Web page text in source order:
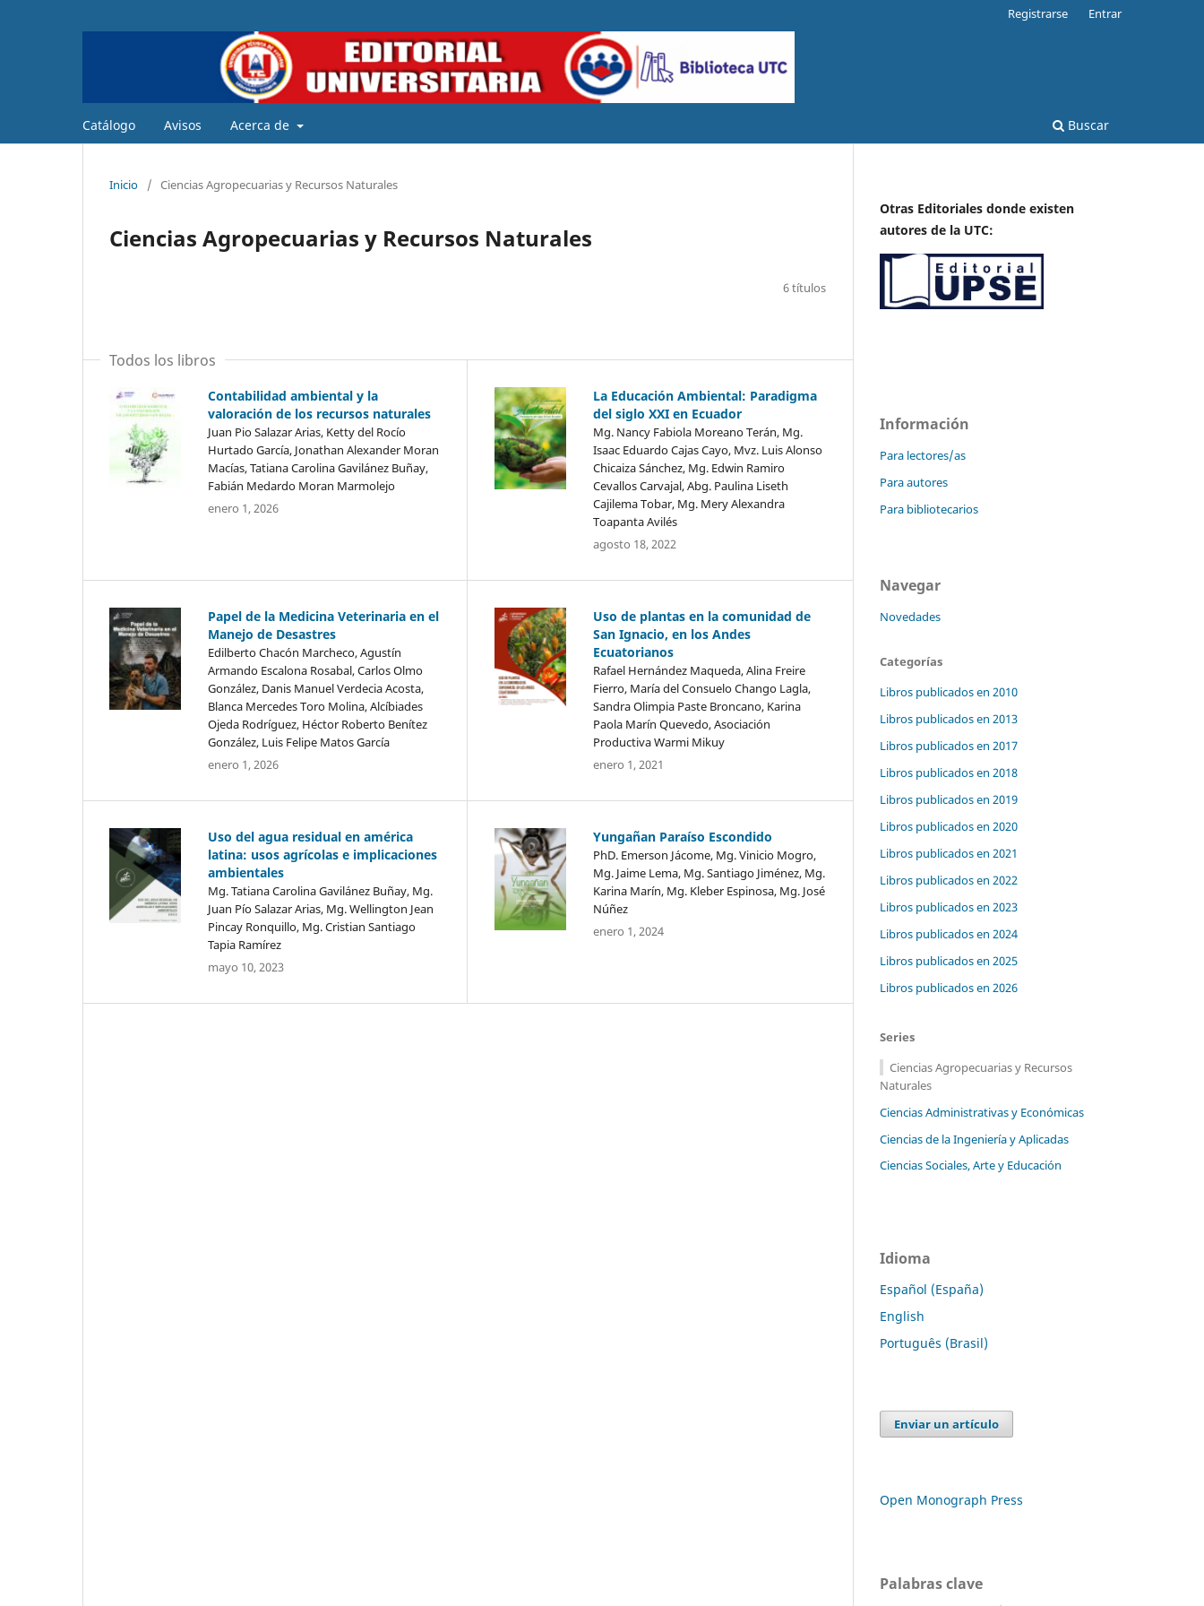
Catálogo Avisos Acerca de Buscar
Registrarse Entrar
Inicio / Ciencias Agropecuarias y Recursos Naturales
Ciencias Agropecuarias y Recursos Naturales
6 títulos
Todos los libros
Contabilidad ambiental y la
valoración de los recursos naturales
Juan Pio Salazar Arias, Ketty del Rocío
Hurtado García, Jonathan Alexander Moran
Macías, Tatiana Carolina Gavilánez Buñay,
Fabián Medardo Moran Marmolejo
enero 1, 2026
La Educación Ambiental: Paradigma
del siglo XXI en Ecuador
Mg. Nancy Fabiola Moreano Terán, Mg.
Isaac Eduardo Cajas Cayo, Mvz. Luis Alonso
Chicaiza Sánchez, Mg. Edwin Ramiro
Cevallos Carvajal, Abg. Paulina Liseth
Cajilema Tobar, Mg. Mery Alexandra
Toapanta Avilés
agosto 18, 2022
Papel de la Medicina Veterinaria en el
Manejo de Desastres
Edilberto Chacón Marcheco, Agustín
Armando Escalona Rosabal, Carlos Olmo
González, Danis Manuel Verdecia Acosta,
Blanca Mercedes Toro Molina, Alcíbiades
Ojeda Rodríguez, Héctor Roberto Benítez
González, Luis Felipe Matos García
enero 1, 2026
Uso de plantas en la comunidad de
San Ignacio, en los Andes
Ecuatorianos
Rafael Hernández Maqueda, Alina Freire
Fierro, María del Consuelo Chango Lagla,
Sandra Olimpia Paste Broncano, Karina
Paola Marín Quevedo, Asociación
Productiva Warmi Mikuy
enero 1, 2021
Uso del agua residual en américa
latina: usos agrícolas e implicaciones
ambientales
Mg. Tatiana Carolina Gavilánez Buñay, Mg.
Juan Pío Salazar Arias, Mg. Wellington Jean
Pincay Ronquillo, Mg. Cristian Santiago
Tapia Ramírez
mayo 10, 2023
Yungañan Paraíso Escondido
PhD. Emerson Jácome, Mg. Vinicio Mogro,
Mg. Jaime Lema, Mg. Santiago Jiménez, Mg.
Karina Marín, Mg. Kleber Espinosa, Mg. José
Núñez
enero 1, 2024
Otras Editoriales donde existen
autores de la UTC:
Información
Para lectores/as
Para autores
Para bibliotecarios
Navegar
Novedades
Categorías
Libros publicados en 2010
Libros publicados en 2013
Libros publicados en 2017
Libros publicados en 2018
Libros publicados en 2019
Libros publicados en 2020
Libros publicados en 2021
Libros publicados en 2022
Libros publicados en 2023
Libros publicados en 2024
Libros publicados en 2025
Libros publicados en 2026
Series
Ciencias Agropecuarias y Recursos
Naturales
Ciencias Administrativas y Económicas
Ciencias de la Ingeniería y Aplicadas
Ciencias Sociales, Arte y Educación
Idioma
Español (España)
English
Português (Brasil)
Enviar un artículo
Open Monograph Press
Palabras clave